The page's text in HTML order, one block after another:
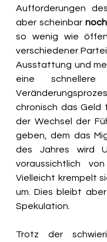
Aufforderungen
aber scheinbar
so wenig wie
verschiedener
Ausstattung und
eine schnellere
chronisch das Geld
der Wechsel der
geben, dem das
des Jahres wird
voraussichtlich
Vielleicht krempelt
um. Dies bleibt
Spekulation.
Trotz der